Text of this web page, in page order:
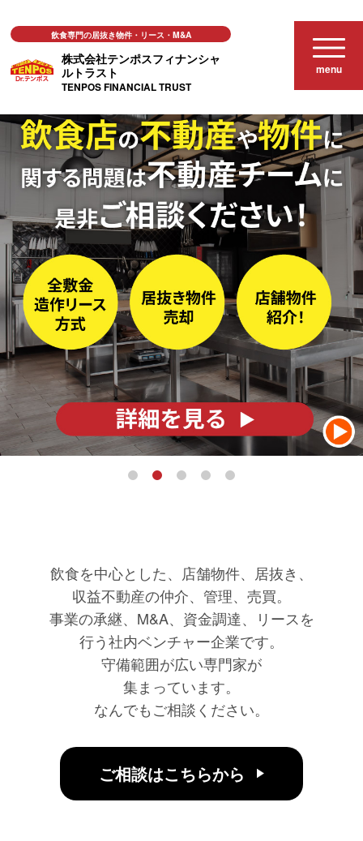
株式会社テンポスフィナンシャ
ルトラスト
TENPOS FINANCIAL TRUST
飲食専門の居抜き物件・リース・M&A
menu
飲食を中心とした、店舗物件、居抜き、
収益不動産の仲介、管理、売買。
事業の承継、M&A、資金調達、リースを
行う社内ベンチャー企業です。
守備範囲が広い専門家が
集まっています。
なんでもご相談ください。
ご相談はこちらから